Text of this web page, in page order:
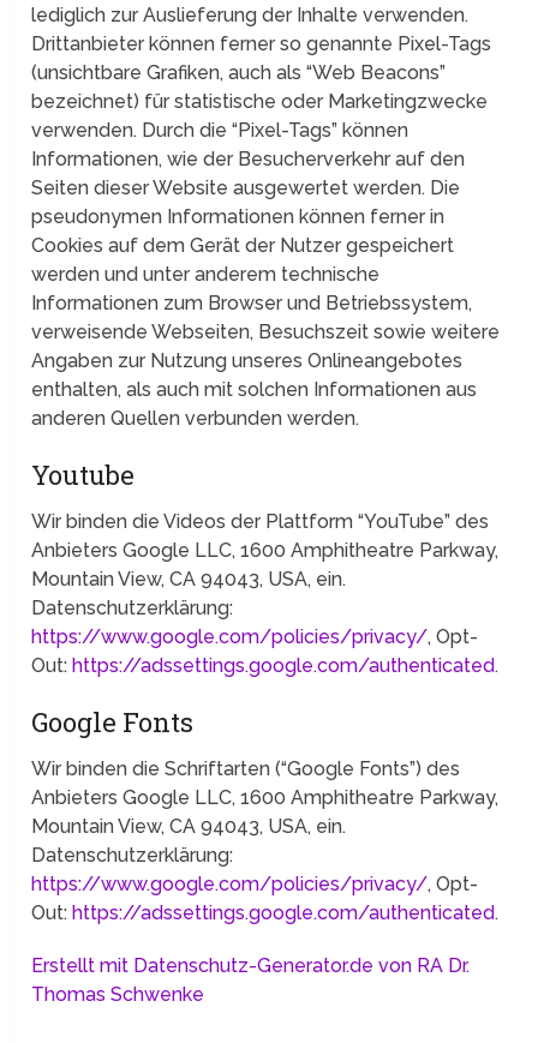
lediglich zur Auslieferung der Inhalte verwenden.
Drittanbieter können ferner so genannte Pixel-Tags
(unsichtbare Grafiken, auch als “Web Beacons”
bezeichnet) für statistische oder Marketingzwecke
verwenden. Durch die “Pixel-Tags” können
Informationen, wie der Besucherverkehr auf den
Seiten dieser Website ausgewertet werden. Die
pseudonymen Informationen können ferner in
Cookies auf dem Gerät der Nutzer gespeichert
werden und unter anderem technische
Informationen zum Browser und Betriebssystem,
verweisende Webseiten, Besuchszeit sowie weitere
Angaben zur Nutzung unseres Onlineangebotes
enthalten, als auch mit solchen Informationen aus
anderen Quellen verbunden werden.
Youtube
Wir binden die Videos der Plattform “YouTube” des
Anbieters Google LLC, 1600 Amphitheatre Parkway,
Mountain View, CA 94043, USA, ein.
Datenschutzerklärung:
https://www.google.com/policies/privacy/, Opt-
Out: https://adssettings.google.com/authenticated.
Google Fonts
Wir binden die Schriftarten (“Google Fonts”) des
Anbieters Google LLC, 1600 Amphitheatre Parkway,
Mountain View, CA 94043, USA, ein.
Datenschutzerklärung:
https://www.google.com/policies/privacy/, Opt-
Out: https://adssettings.google.com/authenticated.
Erstellt mit Datenschutz-Generator.de von RA Dr.
Thomas Schwenke